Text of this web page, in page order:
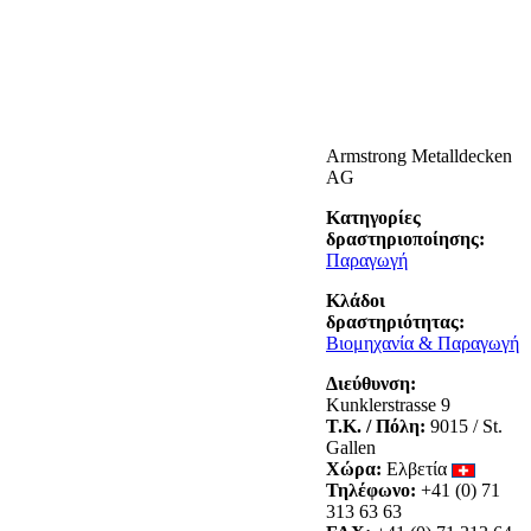
Armstrong Metalldecken
AG
Κατηγορίες
δραστηριοποίησης:
Παραγωγή
Κλάδοι
δραστηριότητας:
Βιομηχανία & Παραγωγή
Διεύθυνση:
Kunklerstrasse 9
Τ.Κ. / Πόλη: 9015 / St.
Gallen
Χώρα: Ελβετία
Τηλέφωνο: +41 (0) 71
313 63 63